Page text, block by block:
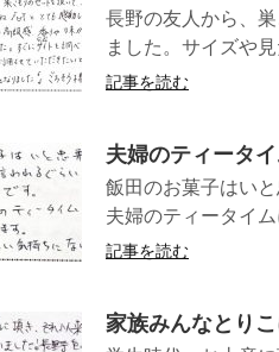
長野の友人から、
ました。サイズや
記事を読む
夫婦のティータ
飯田のお菓子はい
夫婦のティータイ
記事を読む
家族みんなとり